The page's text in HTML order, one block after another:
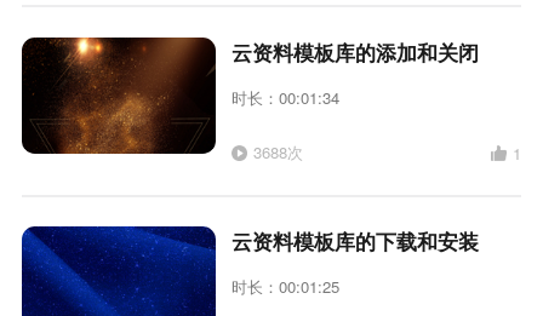
云资料模板库的添加和关闭
时长：00:01:34
3688次 1
云资料模板库的下载和安装
时长：00:01:25